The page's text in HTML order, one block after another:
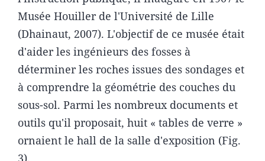
Musée Houiller de l'Université de Lille
(Dhainaut, 2007). L'objectif de ce musée était
d'aider les ingénieurs des fosses à
déterminer les roches issues des sondages et
à comprendre la géométrie des couches du
sous-sol. Parmi les nombreux documents et
outils qu'il proposait, huit « tables de verre »
ornaient le hall de la salle d'exposition (Fig.
3).